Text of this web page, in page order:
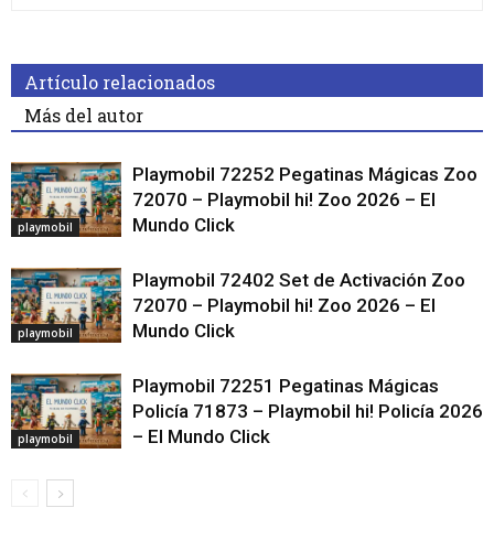
Artículo relacionados
Más del autor
playmobil
Playmobil 72252 Pegatinas Mágicas Zoo
72070 – Playmobil hi! Zoo 2026 – El
Mundo Click
playmobil
Playmobil 72402 Set de Activación Zoo
72070 – Playmobil hi! Zoo 2026 – El
Mundo Click
playmobil
Playmobil 72251 Pegatinas Mágicas
Policía 71873 – Playmobil hi! Policía 2026
– El Mundo Click